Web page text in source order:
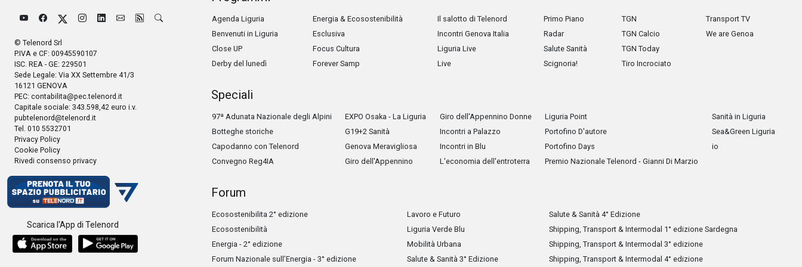
© Telenord Srl
P.IVA e CF: 00945590107
ISC. REA - GE: 229501
Sede Legale: Via XX Settembre 41/3
16121 GENOVA
PEC: contabilita@pec.telenord.it
Capitale sociale: 343.598,42 euro i.v.
pubtelenord@telenord.it
Tel. 010 5532701
Privacy Policy
Cookie Policy
Rivedi consenso privacy
Scarica l'App di Telenord
Agenda Liguria
Benvenuti in Liguria
Close UP
Derby del lunedì
Energia & Ecosostenibilità
Esclusiva
Focus Cultura
Forever Samp
Il salotto di Telenord
Incontri Genova Italia
Liguria Live
Live
Primo Piano
Radar
Salute Sanità
Scignoria!
TGN
TGN Calcio
TGN Today
Tiro Incrociato
Transport TV
We are Genoa
Speciali
97ª Adunata Nazionale degli Alpini
Botteghe storiche
Capodanno con Telenord
Convegno Reg4IA
EXPO Osaka - La Liguria
G19+2 Sanità
Genova Meravigliosa
Giro dell'Appennino
Giro dell'Appennino Donne
Incontri a Palazzo
Incontri in Blu
L'economia dell'entroterra
Liguria Point
Portofino D'autore
Portofino Days
Premio Nazionale Telenord - Gianni Di Marzio
Sanità in Liguria
Sea&Green Liguria
io
Forum
Ecosostenibilita 2° edizione
Ecosostenibilità
Energia - 2° edizione
Forum Nazionale sull’Energia - 3° edizione
Lavoro e Futuro
Liguria Verde Blu
Mobilità Urbana
Salute & Sanità 3° Edizione
Salute & Sanità 4° Edizione
Shipping, Transport & Intermodal 1° edizione Sardegna
Shipping, Transport & Intermodal 3° edizione
Shipping, Transport & Intermodal 4° edizione